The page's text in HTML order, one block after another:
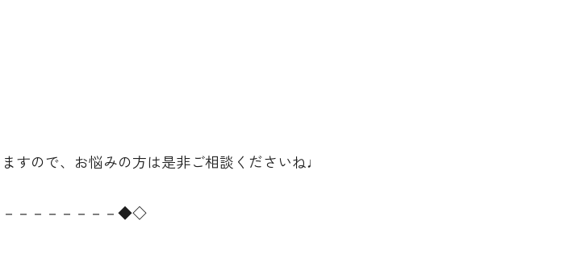
すので、お悩みの方は是非ご相談くださいね♩
－－－－－－－－◆◇